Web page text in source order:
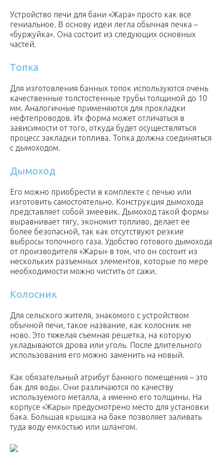
Устройство печи для бани «Жара» просто как все
гениальное. В основу идеи легла обычная печка –
«буржуйка». Она состоит из следующих основных
частей.
Топка
Для изготовления банных топок используются очень
качественные толстостенные трубы толщиной до 10
мм. Аналогичные применяются для прокладки
нефтепроводов. Их форма может отличаться в
зависимости от того, откуда будет осуществляться
процесс закладки топлива. Топка должна соединяться
с дымоходом.
Дымоход
Его можно приобрести в комплекте с печью или
изготовить самостоятельно. Конструкция дымохода
представляет собой змеевик. Дымоход такой формы
выравнивает тягу, экономит топливо, делает ее
более безопасной, так как отсутствуют резкие
выбросы топочного газа. Удобство готового дымохода
от производителя «Жары» в том, что он состоит из
нескольких разъемных элементов, которые по мере
необходимости можно чистить от сажи.
Колосник
Для сельского жителя, знакомого с устройством
обычной печи, такое название, как колосник не
ново. Это тяжелая съемная решетка, на которую
укладываются дрова или уголь. После длительного
использования его можно заменить на новый.
Как обязательный атрибут банного помещения – это
бак для воды. Они различаются по качеству
используемого металла, а именно его толщины. На
корпусе «Жары» предусмотрено место для установки
бака. Большая крышка на баке позволяет заливать
туда воду емкостью или шлангом.